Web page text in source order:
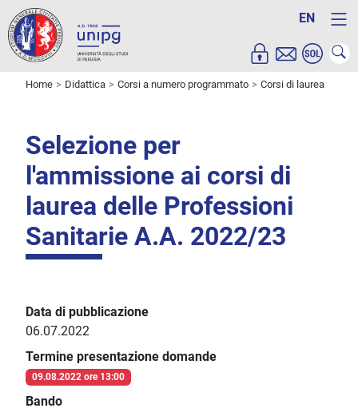
EN
Home Didattica Corsi a numero programmato Corsi di laurea
Selezione per
l'ammissione ai corsi di
laurea delle Professioni
Sanitarie A.A. 2022/23
Data di pubblicazione
06.07.2022
Termine presentazione domande
09.08.2022 ore 13:00
Bando